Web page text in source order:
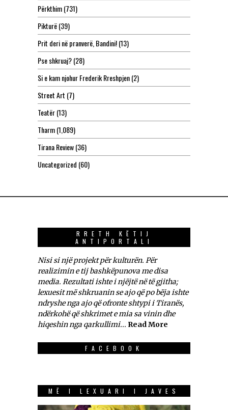
Përkthim(731)
Pikturë(39)
Prit deri në pranverë, Bandini!(13)
Pse shkruaj?(28)
Si e kam njohur Frederik Rreshpjen(2)
Street Art (7)
Teatër(13)
Tharm(1,089)
Tirana Review(36)
Uncategorized (60)
RRETH KËTIJ
ANTIPORTALI
Nisi si një projekt për kulturën. Për
realizimin e tij bashkëpunova me disa
media. Rezultati ishte i njëjtë në të gjitha;
lexuesit më shkruanin se ajo që po bëja ishte
ndryshe nga ajo që ofronte shtypi i Tiranës,
ndërkohë që shkrimet e mia sa vinin dhe
hiqeshin nga qarkullimi... Read More
FACEBOOK
MË I LEXUARI I JAVES